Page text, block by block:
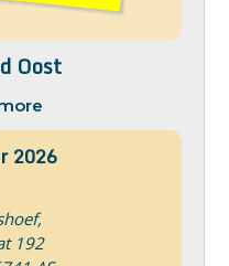
Oost
2026
192